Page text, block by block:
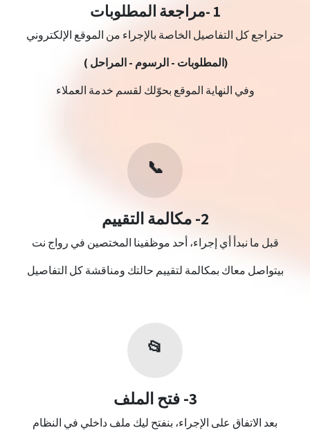
1 -مراجعة المطلوبات
حتراجع كل التفاصيل الخاصة بالإجراء من الموقع الإلكتروني
(المطلوبات - الرسوم - المراحل )
وفي النهاية الموقع بحوّلك لقسم خدمة العملاء
📞
2- مكالمة التقييم
قبل ما نبدأ أي إجراء، أحد موظفينا المختصين في رواج نت
بيتواصل معاك بمكالمة لتقييم حالتك ومناقشة كل التفاصيل
📂
3- فتح الملف
بعد الاتفاق على الإجراء، بنفتح ليك ملف داخلي في النظام